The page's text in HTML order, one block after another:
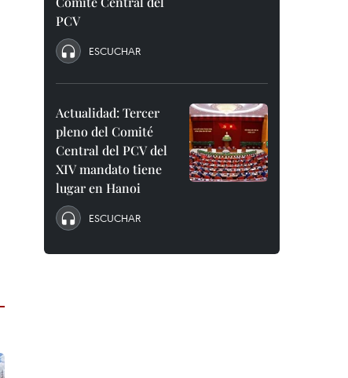
PCV
ESCUCHAR
Actualidad: Tercer
pleno del Comité
Central del PCV del
XIV mandato tiene
lugar en Hanoi
ESCUCHAR